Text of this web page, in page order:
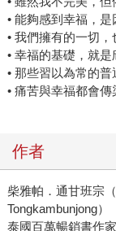
• 能夠感到幸福，是
• 我們擁有的一切，
• 幸福的基礎，就是
• 那些習以為常的普
• 痛苦與幸福都會
作者
柴雅帕．通甘班宗
Tongkambunjong）
泰國百萬暢銷書作